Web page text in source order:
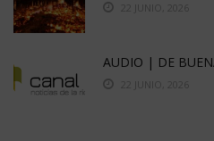
22 JUNIO, 2026
AUDIO | DE
22 JUNIO, 2026